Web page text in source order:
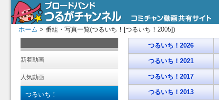
ホーム > 番組・写真一覧(つるいち！[つるいち！2005])
新着動画
人気動画
つるいち！
つるいち！2026
つるいち！2021
つるいち！2017
つるいち！2013